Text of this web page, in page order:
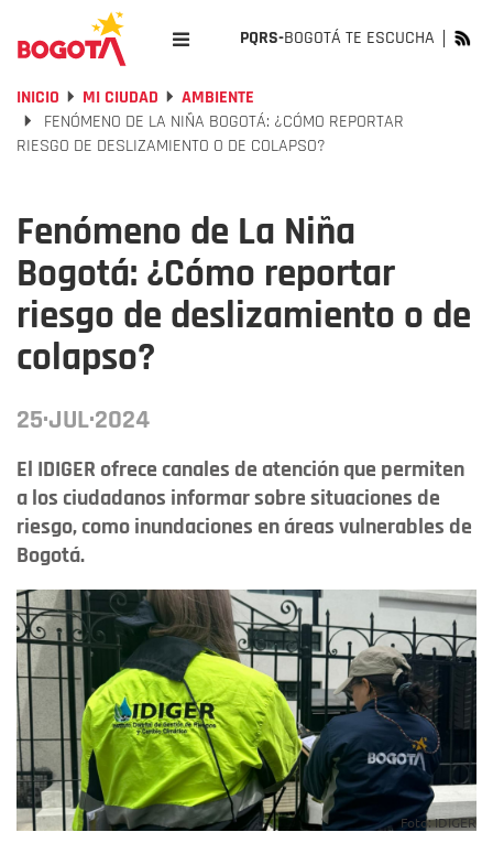
PQRS-BOGOTÁ TE ESCUCHA
INICIO MI CIUDAD
AMBIENTE
FENÓMENO DE LA NIÑA BOGOTÁ: ¿CÓMO REPORTAR
RIESGO DE DESLIZAMIENTO O DE COLAPSO?
Fenómeno de La Niña
Bogotá: ¿Cómo reportar
riesgo de deslizamiento o de
colapso?
25·JUL·2024
El IDIGER ofrece canales de atención que permiten
a los ciudadanos informar sobre situaciones de
riesgo, como inundaciones en áreas vulnerables de
Bogotá.
Foto: IDIGER